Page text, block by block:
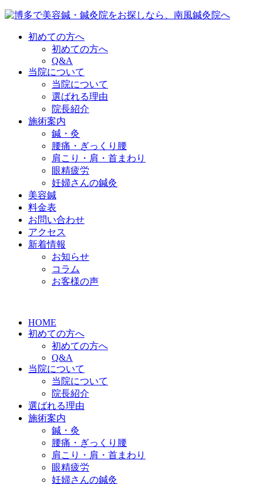
初めての方へ
初めての方へ
Q&A
当院について
当院について
選ばれる理由
院長紹介
施術案内
鍼・灸
腰痛・ぎっくり腰
肩こり・肩・首まわり
眼精疲労
妊婦さんの鍼灸
美容鍼
料金表
お問い合わせ
アクセス
新着情報
お知らせ
コラム
お客様の声
HOME
初めての方へ
初めての方へ
Q&A
当院について
当院について
院長紹介
選ばれる理由
施術案内
鍼・灸
腰痛・ぎっくり腰
肩こり・肩・首まわり
眼精疲労
妊婦さんの鍼灸